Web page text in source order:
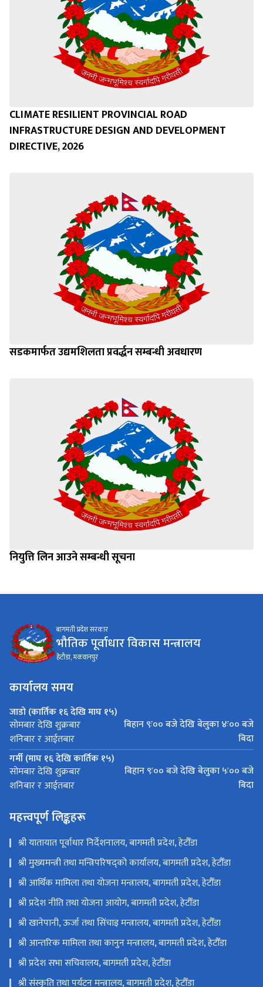
CLIMATE RESILIENT PROVINCIAL ROAD
INFRASTRUCTURE DESIGN AND DEVELOPMENT
DIRECTIVE, 2026
सडकमार्फत उद्यमशिलता प्रवर्द्धन सम्बन्धी अवधारण
नियुत्ति लिन आउने सम्बन्धी सूचना
बागमती प्रदेश सरकार
भौतिक पूर्वाधार विकास मन्त्रालय
हेटौडा, मकवानपुर
कार्यालय समय
जाडो (कार्तिक १६ देखि माघ १५)
सोमबार देखि शुक्रबार
बिहान ९ः०० बजे देखि बेलुका ४ः०० बजे
शनिबार र आईतबार
बिदा
गर्मी (माघ १६ देखि कार्तिक १५)
सोमबार देखि शुक्रबार
बिहान ९ः०० बजे देखि बेलुका ५ः०० बजे
शनिबार र आईतबार
बिदा
महत्त्वपूर्ण लिङ्कहरू
श्री यातायात पूर्वाधार निर्देशनालय, बागमती प्रदेश, हेटौँडा
श्री मुख्यमन्त्री तथा मन्त्रिपरिषद्को कार्यालय, बागमती प्रदेश, हेटौँडा
श्री आर्थिक मामिला तथा योजना मन्त्रालय, बागमती प्रदेश, हेटौँडा
श्री प्रदेश नीति तथा योजना आयोग, बागमती प्रदेश, हेटौँडा
श्री खानेपानी, ऊर्जा तथा सिंचाइ मन्त्रालय, बागमती प्रदेश, हेटौँडा
श्री आन्तरिक मामिला तथा कानुन मन्त्रालय, बागमती प्रदेश, हेटौँडा
श्री प्रदेश सभा सचिवालय, बागमती प्रदेश, हेटौँडा
श्री संस्कृति तथा पर्यटन मन्त्रालय, बागमती प्रदेश, हेटौँडा